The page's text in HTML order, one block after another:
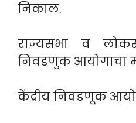
निकाल.
राज्यसभा व
निवडणुक आयोगाचा
केंद्रीय निवडणूक